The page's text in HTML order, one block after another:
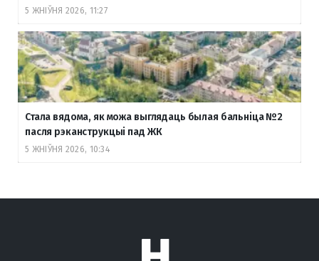
5 ЖНІЎНЯ 2026, 11:27
Стала вядома, як можа выглядаць былая бальніца №2
пасля рэканструкцыі пад ЖК
5 ЖНІЎНЯ 2026, 10:34